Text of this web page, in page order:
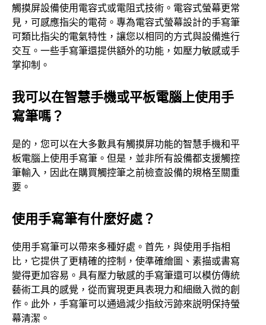
觸摸屏設備使用電容式或電阻式技術。電容式螢幕更常
見，可感應指尖的電荷。專為電容式螢幕設計的手寫筆
可類比指尖的電氣特性，讓您以相同的方式與設備進行
交互。一些手寫筆還提供額外的功能，如壓力敏感或手
掌抑制。
我可以在智慧手機或平板電腦上使用手
寫筆嗎？
是的，您可以在大多數具有觸摸屏功能的智慧手機和平
板電腦上使用手寫筆。但是，並非所有設備都支援觸控
筆輸入，因此在購買觸控筆之前檢查設備的規格至關重
要。
使用手寫筆有什麼好處？
使用手寫筆可以帶來多種好處。首先，與使用手指相
比，它提供了更精確的控制，使準確繪圖、素描或書寫
變得更加容易。具有壓力敏感的手寫筆還可以模仿傳統
藝術工具的感覺，從而實現更具表現力和細緻入微的創
作。此外，手寫筆可以通過減少指紋污跡來説明保持螢
幕清潔。